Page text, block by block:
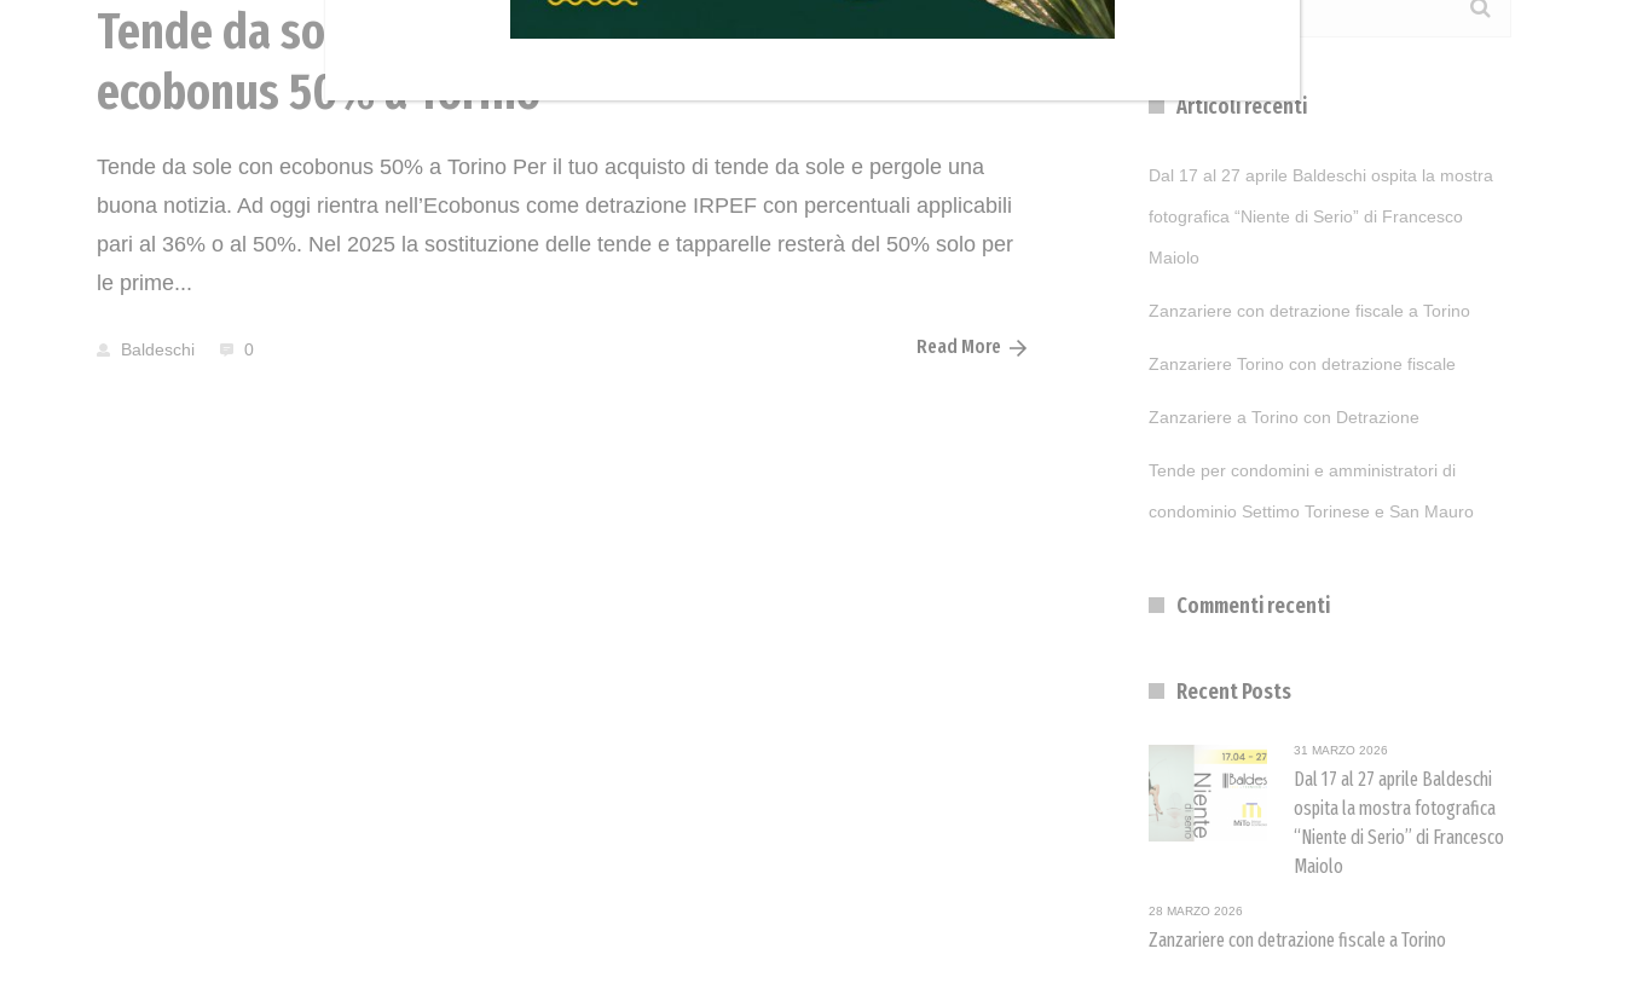
News
Tende da sole con
ecobonus 50% a Torino
Tende da sole con ecobonus 50% a Torino Per il tuo acquisto di tende da sole e pergole una
buona notizia. Ad oggi rientra nell’Ecobonus come detrazione IRPEF con percentuali applicabili
pari al 36% o al 50%. Nel 2025 la sostituzione delle tende e tapparelle resterà del 50% solo per
le prime...
Baldeschi 0 Read More
Articoli recenti
Dal 17 al 27 aprile Baldeschi ospita la mostra
fotografica “Niente di Serio” di Francesco
Maiolo
Zanzariere con detrazione fiscale a Torino
Zanzariere Torino con detrazione fiscale
Zanzariere a Torino con Detrazione
Tende per condomini e amministratori di
condominio Settimo Torinese e San Mauro
Commenti recenti
Recent Posts
31 MARZO 2026
Dal 17 al 27 aprile Baldeschi
ospita la mostra fotografica
“Niente di Serio” di Francesco
Maiolo
28 MARZO 2026
Zanzariere con detrazione fiscale a Torino